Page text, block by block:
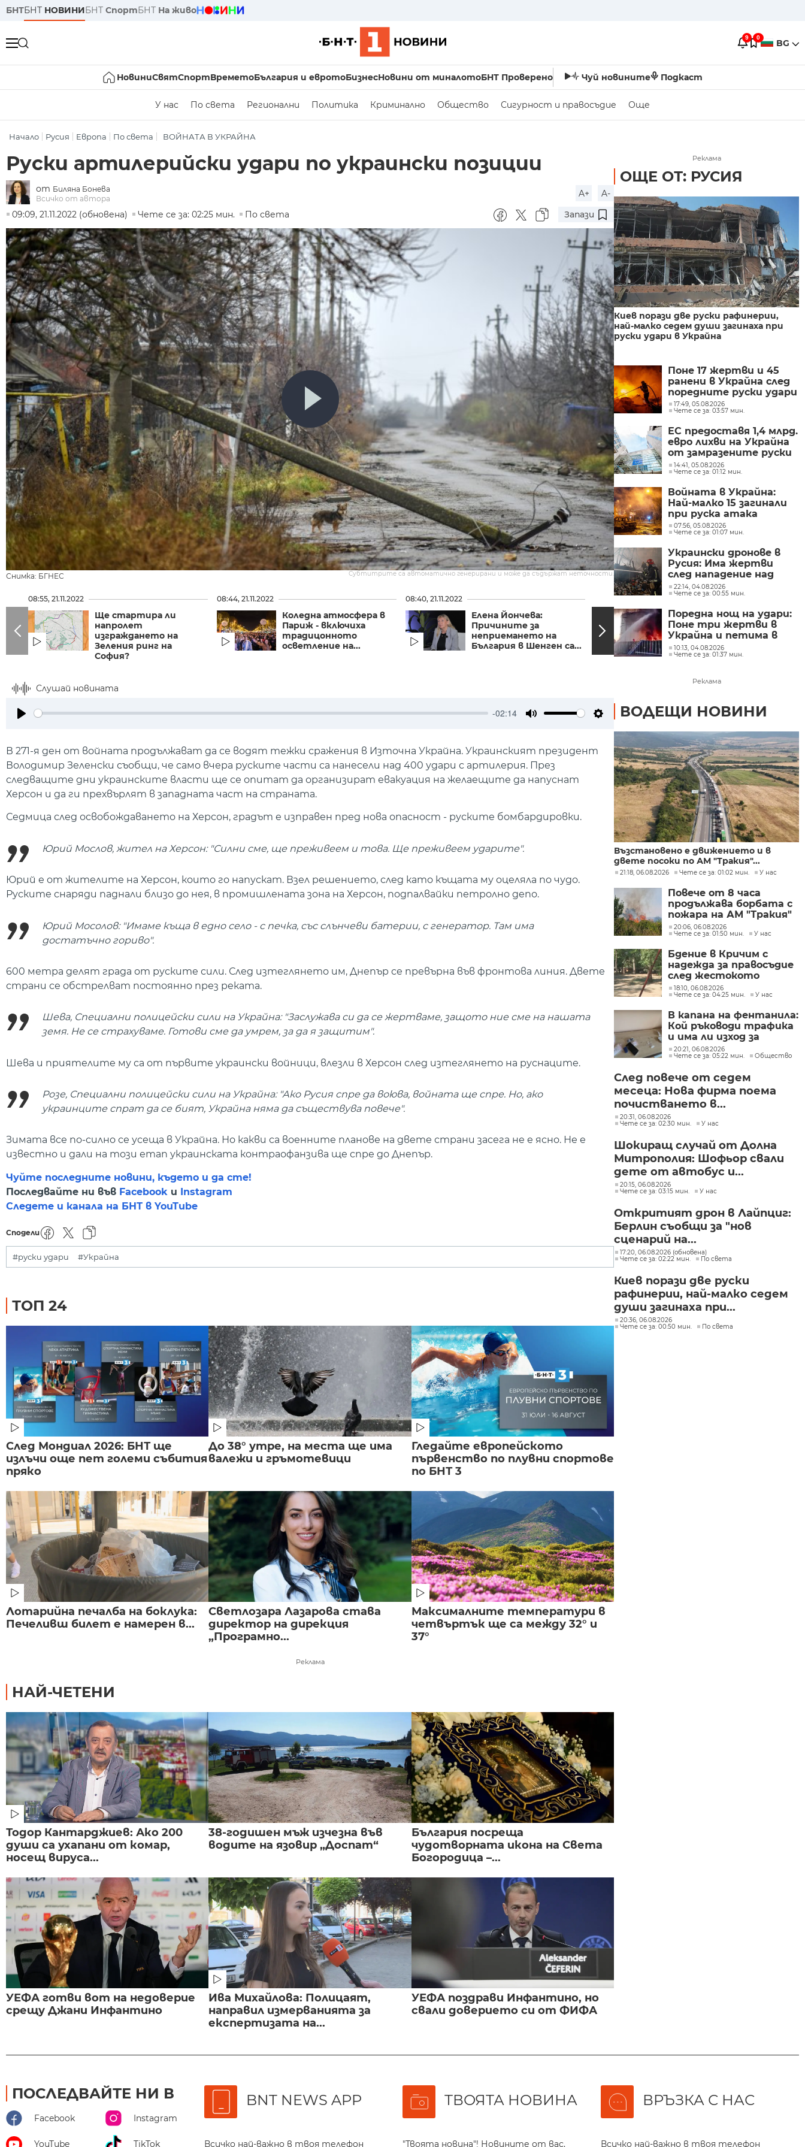
БНТБНТ НОВИНИБНТ СпортБНТ На живо
9 0 BG
НовиниСвятСпортВреметоБългария и евротоБизнесНовини от миналотоБНТ Проверено Чуй новините Подкаст
У нас По света Регионални Политика Криминално Общество Сигурност и правосъдие Още
Начало Русия Европа По света ВОЙНАТА В УКРАЙНА
Руски артилерийски удари по украински позиции
от Биляна Бонева
Всичко от автора
A+
A-
09:09, 21.11.2022 (обновена)
Чете се за: 02:25 мин. По света Запази
Снимка: БГНЕС Субтитрите са автоматично генерирани и може да съдържат неточности.
08:55, 21.11.2022
Ще стартира ли
напролет
изграждането на
Зеления ринг на
София?
08:44, 21.11.2022
Коледна атмосфера в
Париж - включиха
традицонното
осветление на...
08:40, 21.11.2022
Елена Йончева:
Причините за
неприемането на
България в Шенген са...
Емил Нешев, ПСС:
Според мен Сашко е
бил в планината през
цялото...
Слушай новината
-02:14
В 271-я ден от войната продължават да се водят тежки сражения в Източна Украйна. Украинският президент
Володимир Зеленски съобщи, че само вчера руските части са нанесели над 400 удари с артилерия. През
следващите дни украинските власти ще се опитат да организират евакуация на желаещите да напуснат
Херсон и да ги прехвърлят в западната част на страната.
Седмица след освобождаването на Херсон, градът е изправен пред нова опасност - руските бомбардировки.
Юрий Мослов, жител на Херсон: "Силни сме, ще преживеем и това. Ще преживеем ударите".
Юрий е от жителите на Херсон, които го напускат. Взел решението, след като къщата му оцеляла по чудо.
Руските снаряди паднали близо до нея, в промишлената зона на Херсон, подпалвайки петролно депо.
Юрий Мосолов: "Имаме къща в едно село - с печка, със слънчеви батерии, с генератор. Там има
достатъчно гориво".
600 метра делят града от руските сили. След изтеглянето им, Днепър се превърна във фронтова линия. Двете
страни се обстрелват постоянно през реката.
Шева, Специални полицейски сили на Украйна: "Заслужава си да се жертваме, защото ние сме на нашата
земя. Не се страхуваме. Готови сме да умрем, за да я защитим".
Шева и приятелите му са от първите украински войници, влезли в Херсон след изтеглянето на руснаците.
Розе, Специални полицейски сили на Украйна: "Ако Русия спре да воюва, войната ще спре. Но, ако
украинците спрат да се бият, Украйна няма да съществува повече".
Зимата все по-силно се усеща в Украйна. Но какви са военните планове на двете страни засега не е ясно. Не е
известно и дали на този етап украинската контраофанзива ще спре до Днепър.
Чуйте последните новини, където и да сте!
Последвайте ни във Facebook и Instagram
Следете и канала на БНТ в YouTube
Сподели
#руски удари #Украйна
ТОП 24
След Мондиал 2026: БНТ ще
излъчи още пет големи събития
пряко
До 38° утре, на места ще има
валежи и гръмотевици
Гледайте европейското
първенство по плувни спортове
по БНТ 3
Лотарийна печалба на боклука:
Печеливш билет е намерен в...
Светлозара Лазарова става
директор на дирекция
„Програмно...
Максималните температури в
четвъртък ще са между 32° и
37°
Реклама
НАЙ-ЧЕТЕНИ
Тодор Кантарджиев: Ако 200
души са ухапани от комар,
носещ вируса...
38-годишен мъж изчезна във
водите на язовир „Доспат“
България посреща
чудотворната икона на Света
Богородица –...
УЕФА готви вот на недоверие
срещу Джани Инфантино
Ива Михайлова: Полицаят,
направил измерванията за
експертизата на...
УЕФА поздрави Инфантино, но
свали доверието си от ФИФА
Реклама
ОЩЕ ОТ: РУСИЯ
Киев порази две руски рафинерии,
най-малко седем души загинаха при
руски удари в Украйна
Поне 17 жертви и 45
ранени в Украйна след
поредните руски удари
17:49, 05.08.2026
Чете се за: 03:57 мин.
ЕС предоставя 1,4 млрд.
евро лихви на Украйна
от замразените руски
активи
14:41, 05.08.2026
Чете се за: 01:12 мин.
Войната в Украйна:
Най-малко 15 загинали
при руска атака
07:56, 05.08.2026
Чете се за: 01:07 мин.
Украински дронове в
Русия: Има жертви
след нападение над
складове
22:14, 04.08.2026
Чете се за: 00:55 мин.
Поредна нощ на удари:
Поне три жертви в
Украйна и петима в
Русия
10:13, 04.08.2026
Чете се за: 01:37 мин.
Реклама
ВОДЕЩИ НОВИНИ
Възстановено е движението и в
двете посоки по АМ "Тракия"...
21:18, 06.08.2026 Чете се за: 01:02 мин. У нас
Повече от 8 часа
продължава борбата с
пожара на АМ "Тракия"
при отбивката към
Велинград
20:06, 06.08.2026
Чете се за: 01:50 мин.
У нас
Бдение в Кричим с
надежда за правосъдие
след жестокото
убийство на млад мъж
в Пловдив от
18:10, 06.08.2026
Чете се за: 04:25 мин.
У нас
В капана на фентанила:
Кой ръководи трафика
и има ли изход за
пристрастените?
20:21, 06.08.2026
Чете се за: 05:22 мин.
Общество
След повече от седем
месеца: Нова фирма поема
почистването в...
20:31, 06.08.2026
Чете се за: 02:30 мин.
У нас
Шокиращ случай от Долна
Митрополия: Шофьор свали
дете от автобус и...
20:15, 06.08.2026
Чете се за: 03:15 мин.
У нас
Откритият дрон в Лайпциг:
Берлин съобщи за "нов
сценарий на...
17:20, 06.08.2026 (обновена)
Чете се за: 02:22 мин.
По света
Киев порази две руски
рафинерии, най-малко седем
души загинаха при...
20:36, 06.08.2026
Чете се за: 00:50 мин.
По света
ПОСЛЕДВАЙТЕ НИ В
Facebook Instagram
YouTube TikTok
BNT NEWS APP
Всичко най-важно в твоя телефон
ТВОЯТА НОВИНА
"Твоята новина"! Новините от вас,
ВРЪЗКА С НАС
Всичко най-важно в твоя телефон